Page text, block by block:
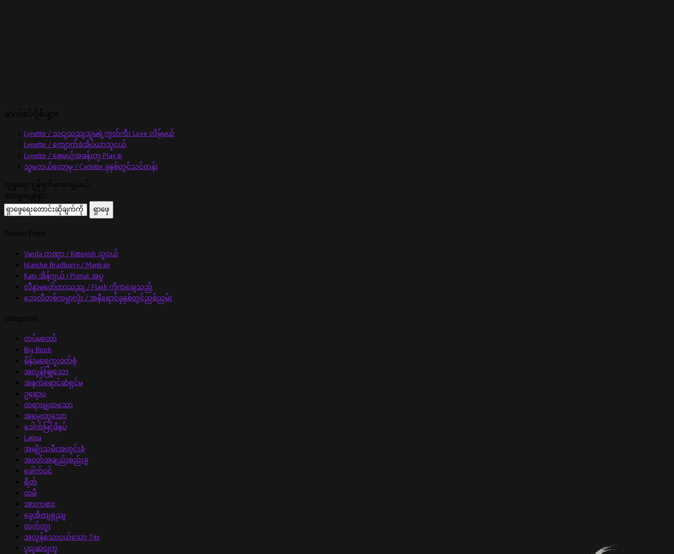
Lynette / သငျသညျသူမရဲ့ကွတ်ကီး Love လိမ့်မယ်
Lynette / ကျောက်ခဲအိပ်ယာသူငယ်
Lynette / စေမယ့်အခန်းက္ပ Play စ
သူမဘယ်တော့မှ / Cadette ခုနှစ်တွင်သင်တန်း
Vanda တဏှာ / Kittenish သူငယ်
blanche Bradburry / Mantrap
Katy အိန်ဂျယ် | Primal အပူ
လီနာမတ်ေတာသညျ / Flash ကိုကချေသည်
ဘေလီတစ်ကမ္ဘာလုံး / အနီရောင်ခုနှစ်တွင်ညစ်ညမ်း
တပ်မတော်
Big Boob
မိန်းမရေကူးဝတ်စုံ
အလွန်ဖြူသော
အနက်ရောင်ဆံရှင်မ
ဥရောပ
တရားမျှတသော
အမှေးထူသော
ဒေါက်မြင့်ဖိနပ်
Latina
အမျိုးသမီးအတွင်းခံ
အဝတ်အချည်းစည်းခွ
ဖေါက်ဝင်
ရိတ်
ထမီ
အားကစား
ခွေအိတျရှညျ
တက်တူး
အလွန်သေးငယ်သော Tits
ပွငျဆငျကွ